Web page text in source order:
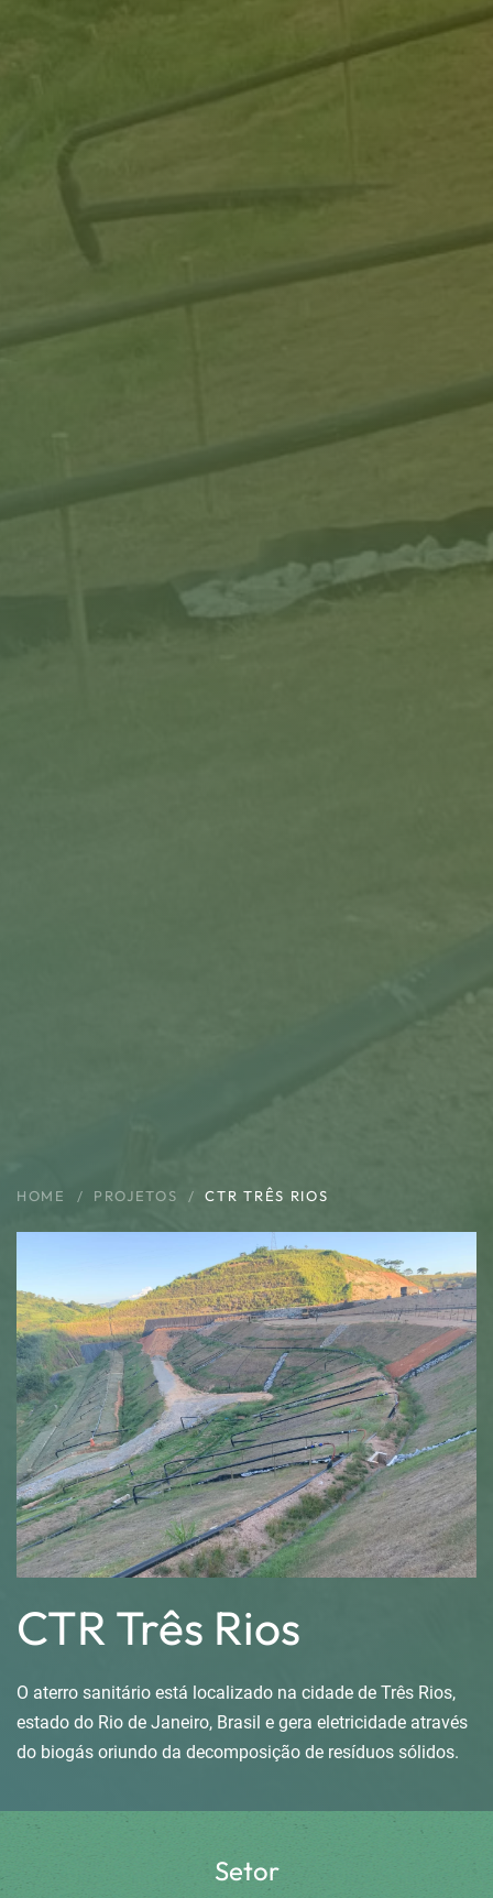
HOME PROJETOS CTR TRÊS RIOS
CTR Três Rios
O aterro sanitário está localizado na cidade de Três Rios,
estado do Rio de Janeiro, Brasil e gera eletricidade através
do biogás oriundo da decomposição de resíduos sólidos.
Setor